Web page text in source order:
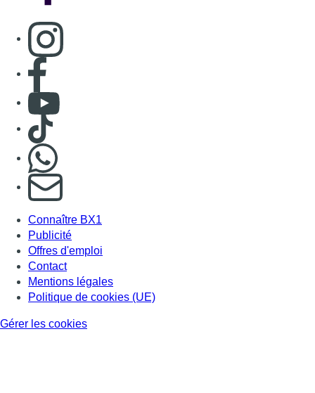
Consulter page Instagram
Consulter page Facebook
Consulter Youtube
Consulter TikTok
S'abonner à notre newsletter
Connaître BX1
Publicité
Offres d'emploi
Contact
Mentions légales
Politique de cookies (UE)
Gérer les cookies